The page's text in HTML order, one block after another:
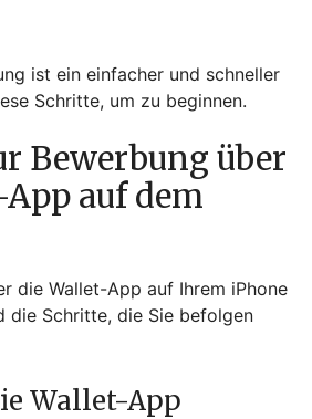
ist ein einfacher und schneller
Schritte, um zu beginnen.
Bewerbung über
auf dem
die Wallet-App auf Ihrem iPhone
die Schritte, die Sie befolgen
Wallet-App